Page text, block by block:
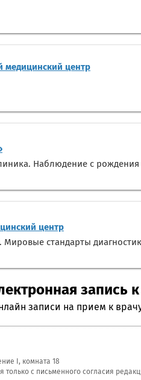
медицинский центр
Наблюдение с рождения
центр
Мировые стандарты
запись
записи на прием к
I, комната 18
с письменного согласия